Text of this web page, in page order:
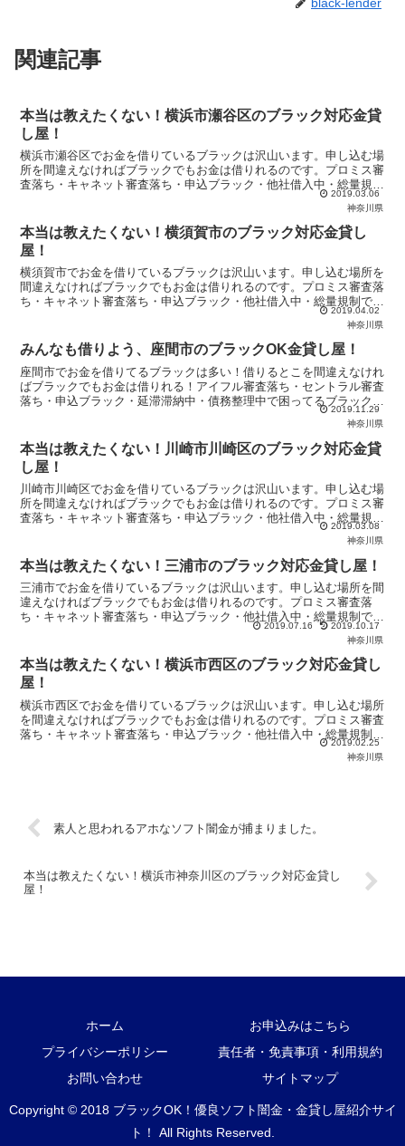
関連記事
本当は教えたくない！横浜市瀬谷区のブラック対応金貸
し屋！
横浜市瀬谷区でお金を借りているブラックは沢山います。申し込む場
所を間違えなければブラックでもお金は借りれるのです。プロミス審
査落ち・キャネット審査落ち・申込ブラック・他社借入中・総量規制
で悩んでいるブラックは当サイトの優良金貸し屋から即日融資を受け
2019.03.06
神奈川県
本当は教えたくない！横須賀市のブラック対応金貸し
屋！
横須賀市でお金を借りているブラックは沢山います。申し込む場所を
間違えなければブラックでもお金は借りれるのです。プロミス審査落
ち・キャネット審査落ち・申込ブラック・他社借入中・総量規制で悩
んでいるブラックは当サイトの優良金貸し屋から即日融資を受けまし
2019.04.02
神奈川県
みんなも借りよう、座間市のブラックOK金貸し屋！
座間市でお金を借りてるブラックは多い！借りるとこを間違えなけれ
ばブラックでもお金は借りれる！アイフル審査落ち・セントラル審査
落ち・申込ブラック・延滞滞納中・債務整理中で困ってるブラックは
2019.11.29
神奈川県
本当は教えたくない！川崎市川崎区のブラック対応金貸
し屋！
川崎市川崎区でお金を借りているブラックは沢山います。申し込む場
所を間違えなければブラックでもお金は借りれるのです。プロミス審
査落ち・キャネット審査落ち・申込ブラック・他社借入中・総量規制
で悩んでいるブラックは当サイトの優良金貸し屋から即日融資を受け
2019.03.08
神奈川県
本当は教えたくない！三浦市のブラック対応金貸し屋！
三浦市でお金を借りているブラックは沢山います。申し込む場所を間
違えなければブラックでもお金は借りれるのです。プロミス審査落
ち・キャネット審査落ち・申込ブラック・他社借入中・総量規制で悩
んでいるブラックは当サイトの優良金貸し屋から即日融資を受けまし
2019.07.16
2019.10.17
神奈川県
本当は教えたくない！横浜市西区のブラック対応金貸し
屋！
横浜市西区でお金を借りているブラックは沢山います。申し込む場所
を間違えなければブラックでもお金は借りれるのです。プロミス審査
落ち・キャネット審査落ち・申込ブラック・他社借入中・総量規制で
悩んでいるブラックは当サイトの優良金貸し屋から即日融資を受けま
2019.02.25
神奈川県
素人と思われるアホなソフト闇金が捕まりました。
本当は教えたくない！横浜市神奈川区のブラック対応金貸し
屋！
ホーム
お申込みはこちら
プライバシーポリシー
責任者・免責事項・利用規約
お問い合わせ
サイトマップ
Copyright © 2018 ブラックOK！優良ソフト闇金・金貸し屋紹介サイ
ト！ All Rights Reserved.